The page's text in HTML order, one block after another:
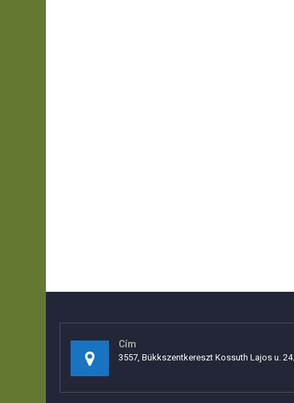
Cím
3557, Bükkszentkereszt Kossuth Lajos u. 24.